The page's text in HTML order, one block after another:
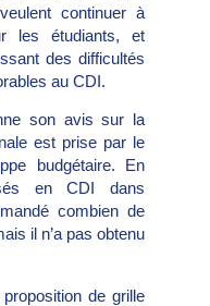
continuer à
les étudiants, et
des difficultés
au CDI.
son avis sur la
est prise par le
budgétaire. En
en CDI dans
combien de
il n’a pas obtenu
de grille